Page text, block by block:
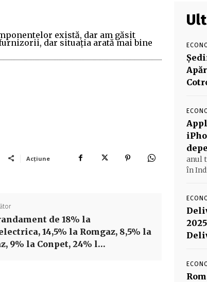
există, dar am găsit
dar situaţia arată mai bine
Acțiune
de 18% la
14,5% la Romgaz, 8,5% la
9% la Conpet, 24% l…
anul
în